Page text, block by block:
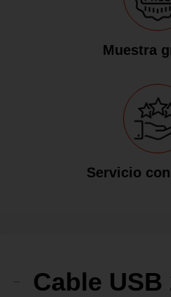
Muestra
Servicio
Cable USB